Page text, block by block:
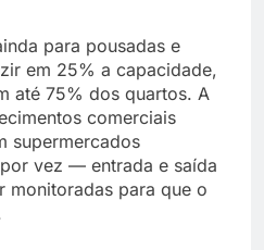
para pousadas e
em 25% a capacidade,
até 75% dos quartos. A
comerciais
supermercados
vez — entrada e saída
monitoradas para que o